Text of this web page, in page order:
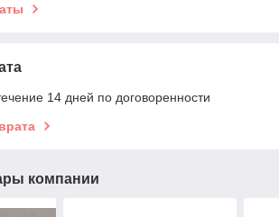
14 дней по договоренности
компании